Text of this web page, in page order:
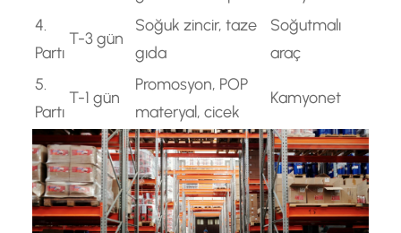
4.
Partı
T-3 gün
Soğuk zincir, taze
gıda
Soğutmalı
araç
5.
Partı
T-1 gün
Promosyon, POP
materyal, cicek
Kamyonet